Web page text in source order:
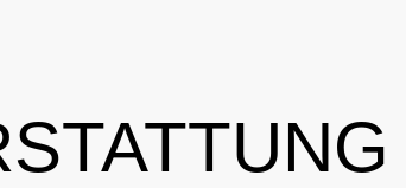
internationales Engagement
Ergebnismanagement
Wichtige Änderungen der